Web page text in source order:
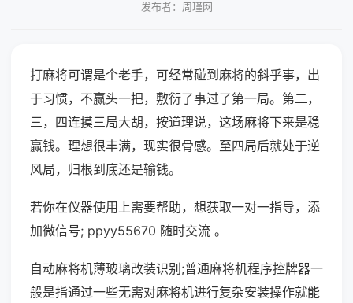
发布者：周瑾网
打麻将可谓是个老手，可经常碰到麻将的斜乎事，出
于习惯，不赢头一把，敷衍了事过了第一局。第二，
三，四连摸三局大胡，按道理说，这场麻将下来是稳
赢钱。理想很丰满，现实很骨感。至四局后就处于逆
风局，归根到底还是输钱。
若你在仪器使用上需要帮助，想获取一对一指导，添
加微信号; ppyy55670 随时交流 。
自动麻将机薄玻璃改装识别;普通麻将机程序控牌器一
般是指通过一些无需对麻将机进行复杂安装操作就能